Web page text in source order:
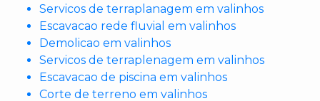
Servicos de terraplanagem em valinhos
Escavacao rede fluvial em valinhos
Demolicao em valinhos
Servicos de terraplenagem em valinhos
Escavacao de piscina em valinhos
Corte de terreno em valinhos